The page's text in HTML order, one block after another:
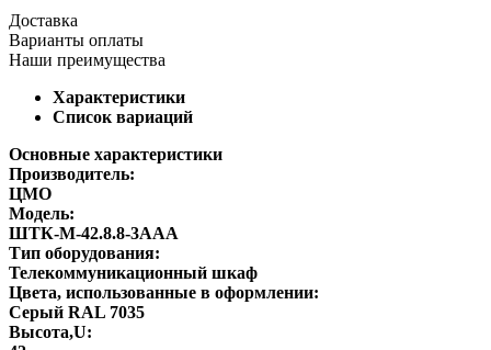
Доставка
Варианты оплаты
Наши преимущества
Характеристики
Список вариаций
Основные характеристики
Производитель:
ЦМО
Модель:
ШТК-М-42.8.8-3ААА
Тип оборудования:
Телекоммуникационный шкаф
Цвета, использованные в оформлении:
Серый RAL 7035
Высота,U: